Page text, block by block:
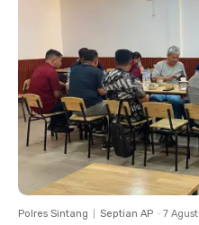
Polres Sintang Septian AP - 7